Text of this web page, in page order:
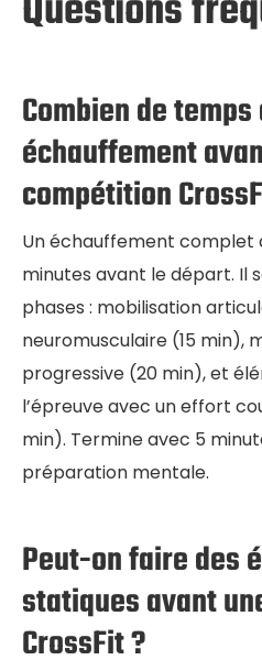
Combien de
échauffement
compétition
Un échauffement complet
minutes avant le départ. Il
phases : mobilisation
neuromusculaire (15 min),
progressive (20 min), et
l’épreuve avec un effort
min). Termine avec 5
préparation mentale.
Peut-on faire des
statiques avant
CrossFit ?